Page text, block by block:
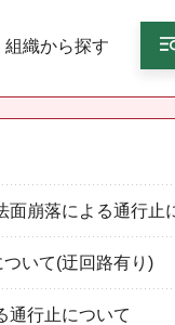
組織から探す
面崩落による通行止
いて(迂回路有り)
通行止について